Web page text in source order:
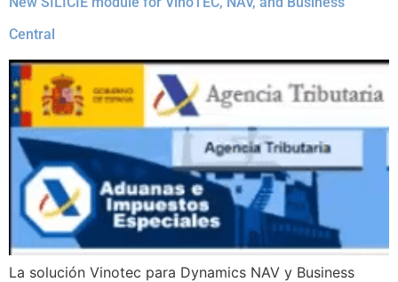
Central
La solución Vinotec para Dynamics NAV y Business